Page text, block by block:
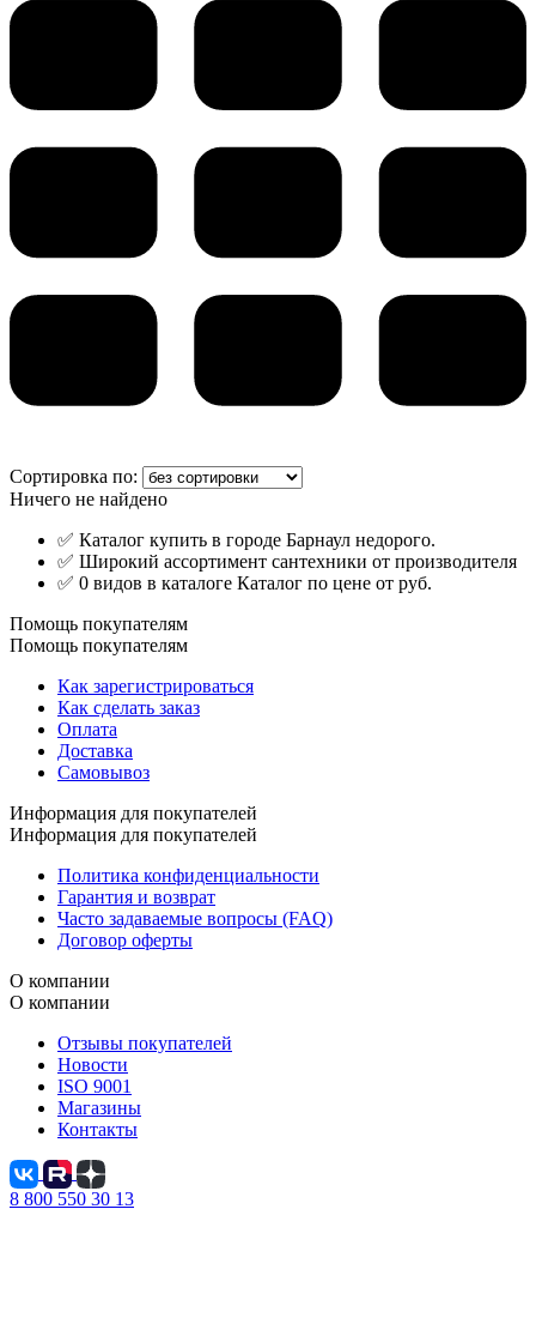
Сортировка по:
Ничего не найдено
✅ Каталог купить в городе Барнаул недорого.
✅ Широкий ассортимент сантехники от производителя
✅ 0 видов в каталоге Каталог по цене от руб.
Помощь покупателям
Помощь покупателям
Как зарегистрироваться
Как сделать заказ
Оплата
Доставка
Самовывоз
Информация для покупателей
Информация для покупателей
Политика конфиденциальности
Гарантия и возврат
Часто задаваемые вопросы (FAQ)
Договор оферты
О компании
О компании
Отзывы покупателей
Новости
ISO 9001
Магазины
Контакты
8 800 550 30 13